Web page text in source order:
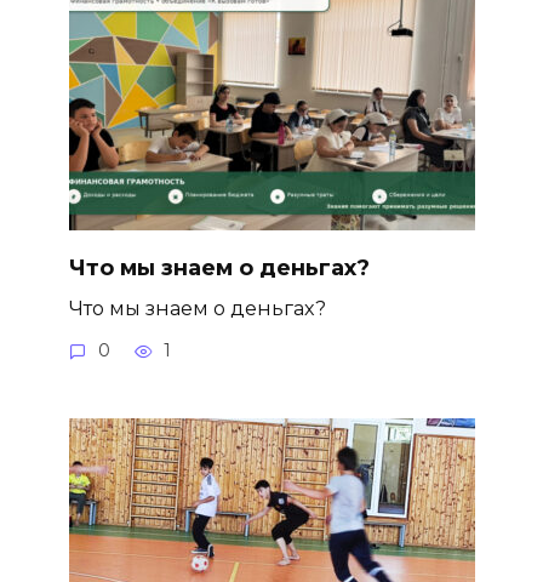
Что мы знаем о деньгах?
Что мы знаем о деньгах?
0 1